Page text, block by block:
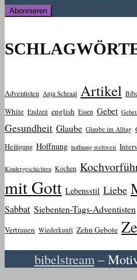
Adventisten Anja Schraal Artikel
White Endzeit english Essen Gebet
Gesundheit Glaube Glaube im Alltag
Heiligung Hoffnung hoffnung weltweit
Kindergeschichten Kochen
mit Gott Lebensstil Liebe
Sabbat Siebenten-Tags-Adventisten
Vertrauen Wiederkunft Zehn Gebote
bibelstream –